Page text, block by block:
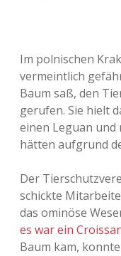
Im polnischen
vermeintlich
Baum saß, den
gerufen. Sie hielt
einen Leguan und
hätten aufgrund
Der
schickte
das ominöse
es war ein
Baum kam,